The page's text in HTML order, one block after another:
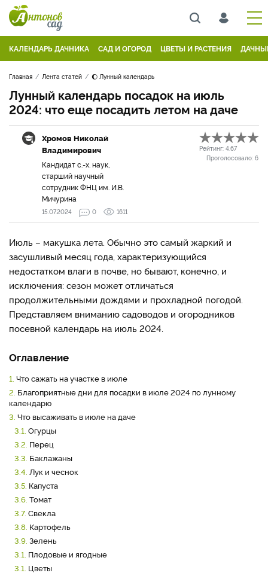
КАЛЕНДАРЬ ДАЧНИКА САД И ОГОРОД ЦВЕТЫ И РАСТЕНИЯ
Главная Лента статей 🌔 Лунный календарь
Лунный календарь посадок на июль
2024: что еще посадить летом на даче
Хромов Николай
Владимирович
Кандидат с.-х. наук,
старший научный
сотрудник ФНЦ им. И.В.
Мичурина
Рейтинг: 4.67
Проголосовало: 6
15.07.2024 0 1611
Июль – макушка лета. Обычно это самый жаркий и
засушливый месяц года, характеризующийся
недостатком влаги в почве, но бывают, конечно, и
исключения: сезон может отличаться
продолжительными дождями и прохладной погодой.
Представляем вниманию садоводов и огородников
посевной календарь на июль 2024.
Оглавление
1. Что сажать на участке в июле
2. Благоприятные дни для посадки в июле 2024 по лунному
календарю
3. Что высаживать в июле на даче
3.1. Огурцы
3.2. Перец
3.3. Баклажаны
3.4. Лук и чеснок
3.5. Капуста
3.6. Томат
3.7. Свекла
3.8. Картофель
3.9. Зелень
3.1. Плодовые и ягодные
3.1. Цветы